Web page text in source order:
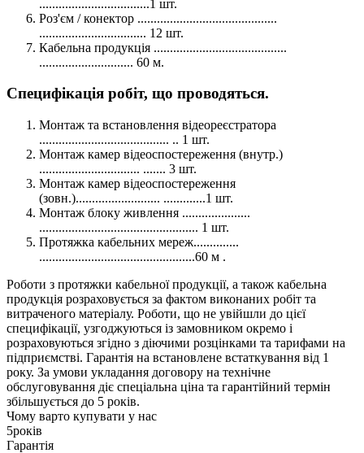
..................................1 шт.
Роз'єм / конектор ...........................................
................................. 12 шт.
Кабельна продукція .........................................
............................. 60 м.
Специфікація робіт, що проводяться.
Монтаж та встановлення відеореєстратора
........................................ .. 1 шт.
Монтаж камер відеоспостереження (внутр.)
............................... ....... 3 шт.
Монтаж камер відеоспостереження
(зовн.).......................... .............1 шт.
Монтаж блоку живлення .....................
................................................. 1 шт.
Протяжка кабельних мереж..............
................................................60 м .
Роботи з протяжки кабельної продукції, а також кабельна
продукція розраховується за фактом виконаних робіт та
витраченого матеріалу. Роботи, що не увійшли до цієї
специфікації, узгоджуються із замовником окремо і
розраховуються згідно з діючими розцінками та тарифами на
підприємстві. Гарантія на встановлене встаткування від 1
року. За умови укладання договору на технічне
обслуговування діє спеціальна ціна та гарантійний термін
збільшується до 5 років.
Чому варто купувати у нас
5років
Гарантія